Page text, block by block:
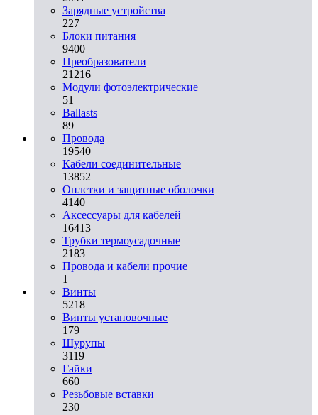
Зарядные устройства
227
Блоки питания
9400
Преобразователи
21216
Модули фотоэлектрические
51
Ballasts
89
Провода
19540
Кабели соединительные
13852
Оплетки и защитные оболочки
4140
Аксессуары для кабелей
16413
Трубки термоусадочные
2183
Провода и кабели прочие
1
Винты
5218
Винты установочные
179
Шурупы
3119
Гайки
660
Резьбовые вставки
230